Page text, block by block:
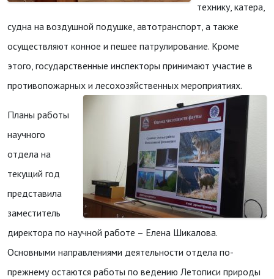
технику, катера,
судна на воздушной подушке, автотранспорт, а также
осуществляют конное и пешее патрулирование. Кроме
этого, государственные инспекторы принимают участие в
противопожарных и лесохозяйственных мероприятиях.
Планы работы
научного
отдела на
текущий год
представила
заместитель
директора по научной работе – Елена Шикалова.
Основными направлениями деятельности отдела по-
прежнему остаются работы по ведению Летописи природы